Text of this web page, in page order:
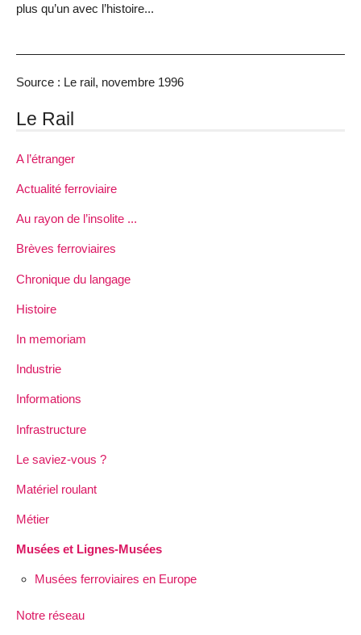
plus qu’un avec l’histoire...
Source : Le rail, novembre 1996
Le Rail
A l’étranger
Actualité ferroviaire
Au rayon de l’insolite ...
Brèves ferroviaires
Chronique du langage
Histoire
In memoriam
Industrie
Informations
Infrastructure
Le saviez-vous ?
Matériel roulant
Métier
Musées et Lignes-Musées
Musées ferroviaires en Europe
Notre réseau